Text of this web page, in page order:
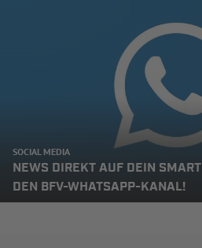
SOCIAL MEDIA
NEWS DIREKT AUF DEIN
DEN BFV-WHATSAPP-KANAL!